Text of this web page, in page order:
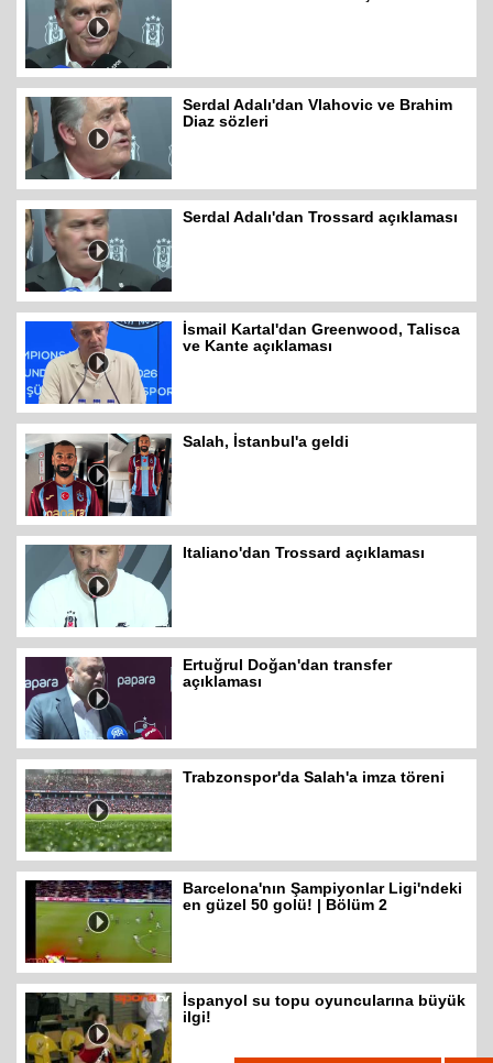
Serdal Adalı'dan Vlahovic ve Brahim
Diaz sözleri
Serdal Adalı'dan Trossard açıklaması
İsmail Kartal'dan Greenwood, Talisca
ve Kante açıklaması
Salah, İstanbul'a geldi
Italiano'dan Trossard açıklaması
Ertuğrul Doğan'dan transfer
açıklaması
Trabzonspor'da Salah'a imza töreni
Barcelona'nın Şampiyonlar Ligi'ndeki
en güzel 50 golü! | Bölüm 2
İspanyol su topu oyuncularına büyük
ilgi!